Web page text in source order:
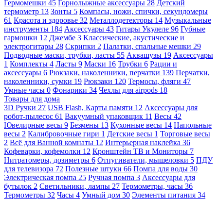
Гермомешки 45 Горнолыжные аксессуары 28 Детский
термометр 13 Зонты 5 Компасы, ножи, спички, секундомеры
61 Красота и здоровье 32 Металлодетекторы 14 Музыкальные
инструменты 184 Аксессуары 43 Гитары Укулеле 96 Губные
гармошки 12 Джембе 3 Классические, акустические и
электрогитары 28 Скрипки 2 Палатки, спальные мешки 29
Подводные маски, трубки, ласты 55 Аквашузы 19 Аксессуары
1 Комплекты 4 Ласты 9 Маски 16 Трубки 6 Рации и
аксессуары 6 Рюкзаки, наколенники, перчатки 139 Перчатки,
наколенники, сумки 19 Рюкзаки 120 Термосы, фляги 47
Умные часы 0 Фонарики 34 Чехлы для airpods 18
Товары для дома
3D Ручки 27 USB Flash, Карты памяти 12 Аксессуары для
робот-пылесос 61 Вакуумный упаковщик 11 Весы 42
Ювелирные весы 9 Безмены 13 Кухонные весы 14 Напольные
весы 2 Калибровочные гири 1 Детские весы 1 Торговые весы
2 Всё для Ванной комнаты 12 Интерьерная наклейка 36
Кофеварки, кофемолки 12 Кронштейн ТВ и Мониторы 7
Нитратомеры, дозиметры 6 Отпугиватели, мышеловки 5 ПДУ
для телевизора 72 Полезные штуки 66 Помпа для воды 30
Электрическая помпа 25 Ручная помпа 3 Аксессуары для
бутылок 2 Светильники, лампы 27 Термометры, часы 36
Термометры 32 Часы 4 Умный дом 30 Элементы питания 34